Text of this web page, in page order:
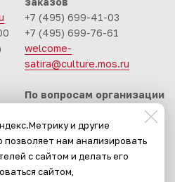
+7 (495) 699-41-03
+7 (495) 699-76-61
welcome-
satira@culture.mos.ru
По вопросам организации
мероприятий
+7 (495) 699-94-30
event-satira@culture.mos.ru
и другие
позволяет нам анализировать
с сайтом и делать его
сайтом,